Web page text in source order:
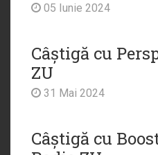
05 Iunie 2024
Câștigă cu
ZU
31 Mai 2024
Câștigă cu